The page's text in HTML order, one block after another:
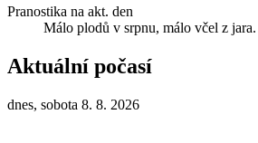
Pranostika na akt. den
Málo plodů v srpnu, málo včel z jara.
Aktuální počasí
dnes, sobota 8. 8. 2026